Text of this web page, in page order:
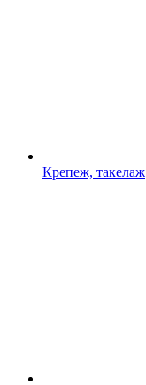
Крепеж, такелаж